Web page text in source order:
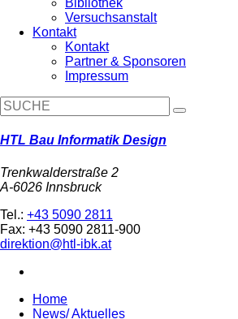
Bibliothek
Versuchsanstalt
Kontakt
Kontakt
Partner & Sponsoren
Impressum
HTL Bau Informatik Design
Trenkwalderstraße 2
A-6026 Innsbruck
Tel.: +43 5090 2811
Fax: +43 5090 2811-900
direktion@htl-ibk.at
Home
News/ Aktuelles